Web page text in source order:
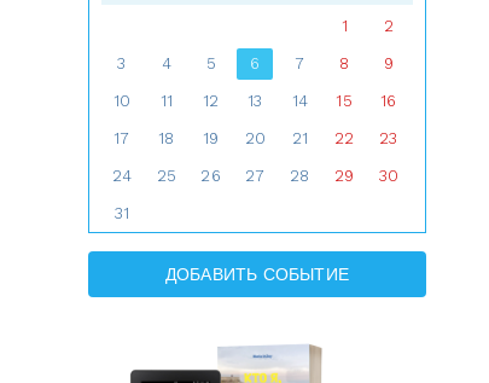
1 2
3 4 5 6 7 8 9
10 11 12 13 14 15 16
17 18 19 20 21 22 23
24 25 26 27 28 29 30
31
ДОБАВИТЬ СОБЫТИЕ